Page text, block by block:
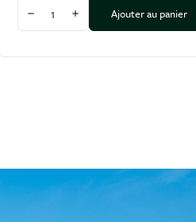
Diminuer la quantité
Augmenter la quantité
Ajouter au panier